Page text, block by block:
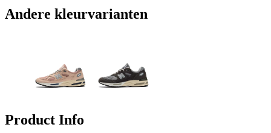
Andere kleurvarianten
Product Info